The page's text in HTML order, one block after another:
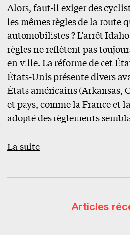
Alors, faut-il exiger des
les mêmes règles de la route
automobilistes ? L’arrêt
règles ne reflètent pas
en ville. La réforme de cet
États-Unis présente divers
États américains (Arkansas,
et pays, comme la France et
adopté des règlements
La suite
Articles